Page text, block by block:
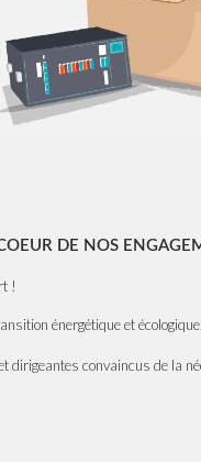
DE NOS
!
énergétique et écologique.
convaincus de la